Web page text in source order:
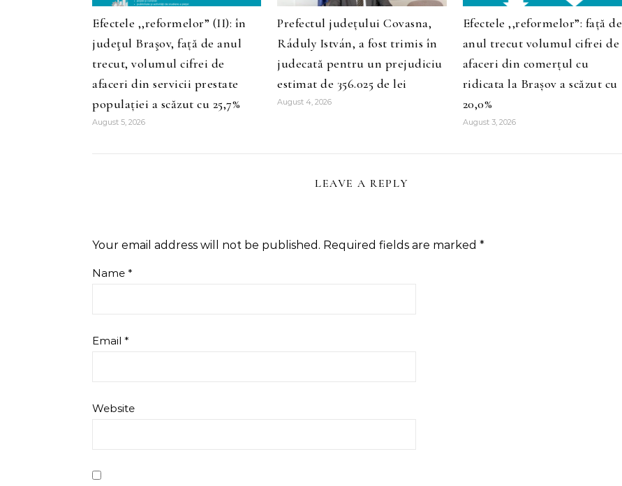
Efectele ,,reformelor” (II): în
judeţul Braşov, față de anul
trecut, volumul cifrei de
afaceri din servicii prestate
populației a scăzut cu 25,7%
August 5, 2026
Prefectul județului Covasna,
Ráduly István, a fost trimis în
judecată pentru un prejudiciu
estimat de 356.025 de lei
August 4, 2026
Efectele ,,reformelor”: față de
anul trecut volumul cifrei de
afaceri din comerțul cu
ridicata la Brașov a scăzut cu
20,0%
August 3, 2026
LEAVE A REPLY
Your email address will not be published. Required fields are marked *
Name *
Email *
Website